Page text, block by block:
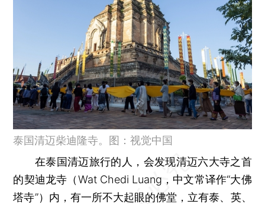
泰国清迈柴迪隆寺。图：视觉中国
在泰国清迈旅行的人，会发现清迈六大寺之首
的契迪龙寺（Wat Chedi Luang，中文常译作“大佛
塔寺”）内，有一所不大起眼的佛堂，立有泰、英、